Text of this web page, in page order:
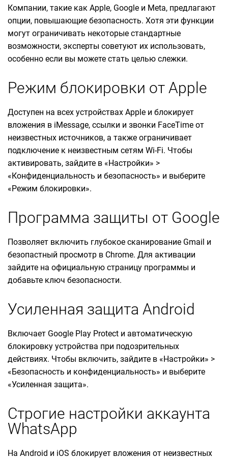
Компании, такие как Apple, Google и Meta, предлагают
опции, повышающие безопасность. Хотя эти функции
могут ограничивать некоторые стандартные
возможности, эксперты советуют их использовать,
особенно если вы можете стать целью слежки.
Режим блокировки от Apple
Доступен на всех устройствах Apple и блокирует
вложения в iMessage, ссылки и звонки FaceTime от
неизвестных источников, а также ограничивает
подключение к неизвестным сетям Wi-Fi. Чтобы
активировать, зайдите в «Настройки» >
«Конфиденциальность и безопасность» и выберите
«Режим блокировки».
Программа защиты от Google
Позволяет включить глубокое сканирование Gmail и
безопастный просмотр в Chrome. Для активации
зайдите на официальную страницу программы и
добавьте ключ безопасности.
Усиленная защита Android
Включает Google Play Protect и автоматическую
блокировку устройства при подозрительных
действиях. Чтобы включить, зайдите в «Настройки» >
«Безопасность и конфиденциальность» и выберите
«Усиленная защита».
Строгие настройки аккаунта
WhatsApp
На Android и iOS блокирует вложения от неизвестных